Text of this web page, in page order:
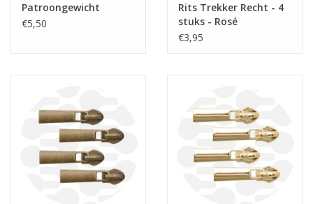
Patroongewicht
€5,50
Rits Trekker Recht - 4
stuks - Rosé
€3,95